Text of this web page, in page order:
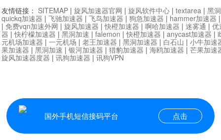
国外手机短信接码平台 点击
友情链接： SITEMAP | 旋风加速器官网 | 旋风软件中心 | textarea | 黑
quickq加速器 | 飞驰加速器 | 飞鸟加速器 | 狗急加速器 | hammer加速器
| 免费vqn加速外网 | 旋风加速器 |快橙加速器 | 啊哈加速器 | 迷雾通 | 优
器 |快柠檬加速器 | 黑洞加速 | falemon |快橙加速器 | anycast加速器 |
元机场加速器 | 一元机场 | 老王加速器 | 黑洞加速器 | 白石山 | 小牛加速
果加速器 | 黑洞加速 | 银河加速器 | 猎豹加速器 | 海鸥加速器 | 芒果加速
旋风加速器度器 | 讯狗加速器 | 讯狗VPN